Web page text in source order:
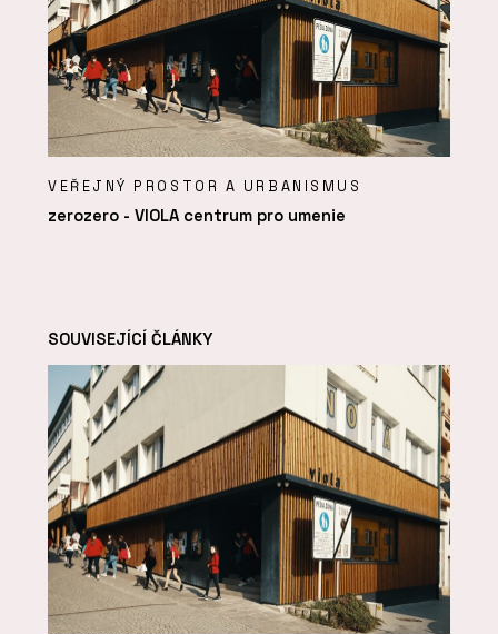
VEŘEJNÝ PROSTOR A URBANISMUS
zerozero - VIOLA centrum pro umenie
SOUVISEJÍCÍ ČLÁNKY